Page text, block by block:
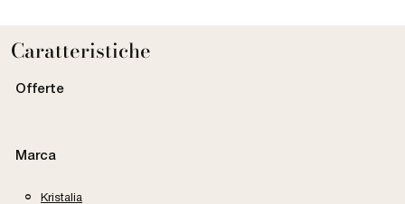
Caratteristiche
Offerte
Marca
Kristalia